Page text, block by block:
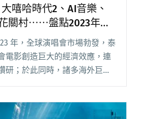
大嘻哈時代2、AI音樂、
關村⋯⋯盤點2023年台
年，全球演唱會市場勃發，泰
電影創造巨大的經濟效應，連
研；於此同時，諸多海外巨星
乎週週都有大型演唱會或音樂
推出閱讀全文 "【年度回顧】